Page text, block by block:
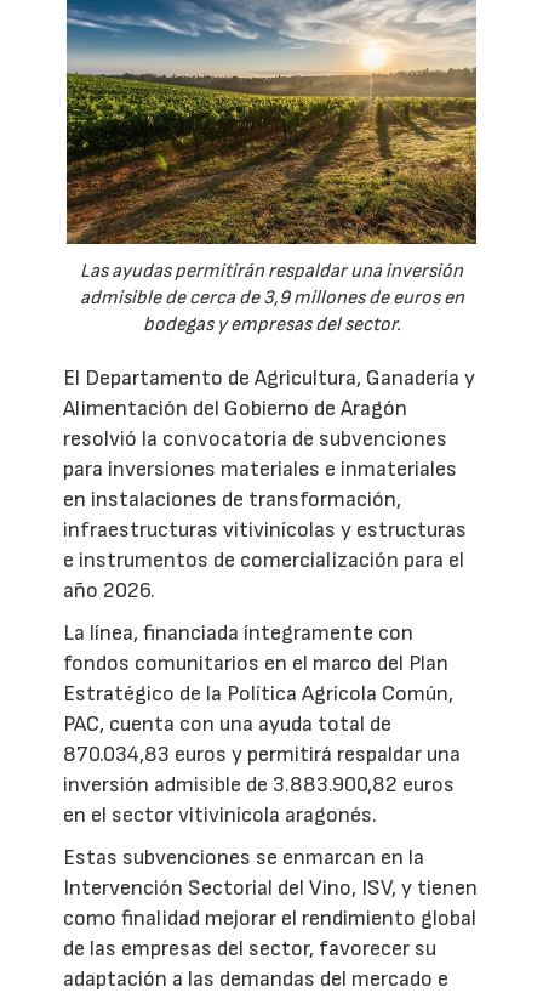
Las ayudas permitirán respaldar una inversión
admisible de cerca de 3,9 millones de euros en
bodegas y empresas del sector.
El Departamento de Agricultura, Ganadería y
Alimentación del Gobierno de Aragón
resolvió la convocatoria de subvenciones
para inversiones materiales e inmateriales
en instalaciones de transformación,
infraestructuras vitivinícolas y estructuras
e instrumentos de comercialización para el
año 2026.
La línea, financiada íntegramente con
fondos comunitarios en el marco del Plan
Estratégico de la Política Agrícola Común,
PAC, cuenta con una ayuda total de
870.034,83 euros y permitirá respaldar una
inversión admisible de 3.883.900,82 euros
en el sector vitivinícola aragonés.
Estas subvenciones se enmarcan en la
Intervención Sectorial del Vino, ISV, y tienen
como finalidad mejorar el rendimiento global
de las empresas del sector, favorecer su
adaptación a las demandas del mercado e